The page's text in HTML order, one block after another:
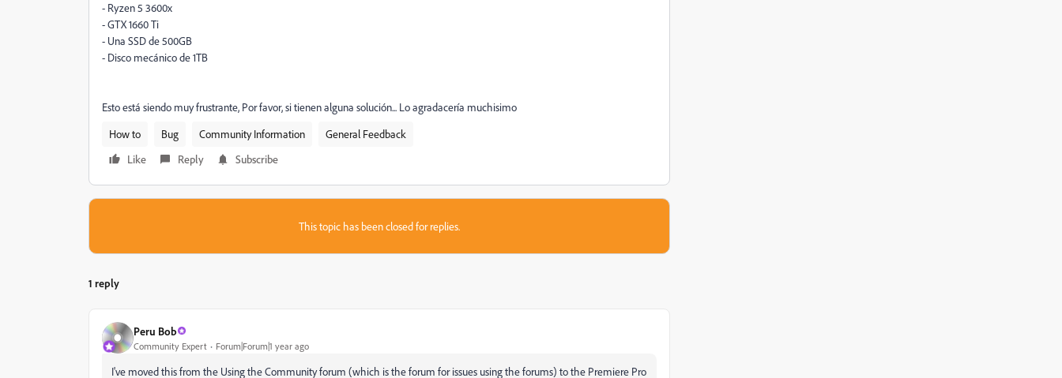
- Ryzen 5 3600x
- GTX 1660 Ti
- Una SSD de 500GB
- Disco mecánico de 1TB
Esto está siendo muy frustrante, Por favor, si tienen alguna solución... Lo agradacería muchisimo
How to
Bug Community Information
General Feedback
Like
Reply Subscribe
This topic has been closed for replies.
1 reply
Peru Bob
Community Expert Forum|Forum|1 year ago
I've moved this from the Using the Community forum (which is the forum for issues using the forums) to the Premiere Pro